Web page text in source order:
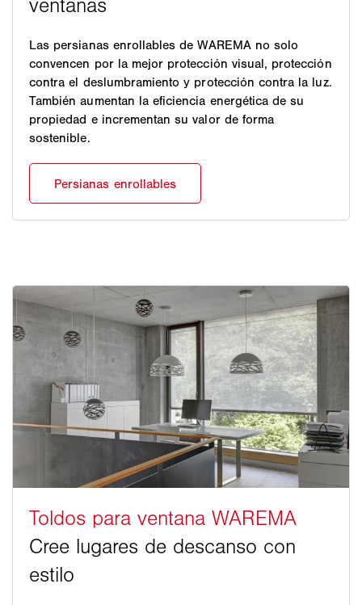
Las persianas enrollables de WAREMA no solo
convencen por la mejor protección visual, protección
contra el deslumbramiento y protección contra la luz.
También aumentan la eficiencia energética de su
propiedad e incrementan su valor de forma
sostenible.